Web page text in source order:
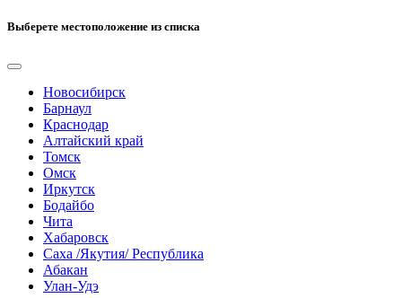
Выберете местоположение из списка
Новосибирск
Барнаул
Краснодар
Алтайский край
Томск
Омск
Иркутск
Бодайбо
Чита
Хабаровск
Саха /Якутия/ Республика
Абакан
Улан-Удэ